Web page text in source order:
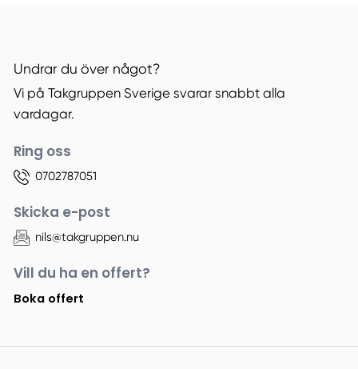
Undrar du över något?
Vi på Takgruppen Sverige svarar snabbt alla
vardagar.
Ring oss
0702787051
Skicka e-post
nils@takgruppen.nu
Vill du ha en offert?
Boka offert